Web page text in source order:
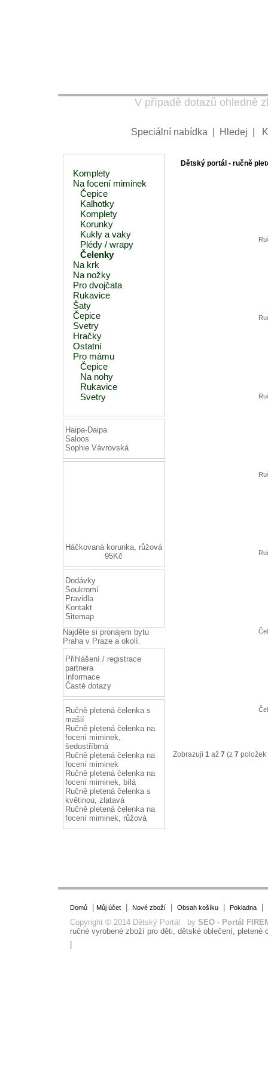
V případě dotazů ohledně
Speciální nabídka Hledej
Komplety
Na focení miminek
Čepice
Kalhotky
Komplety
Korunky
Kukly a vaky
Plédy / wrapy
Čelenky
Na krk
Na nožky
Pro dvojčata
Rukavice
Šaty
Čepice
Svetry
Hračky
Ostatní
Pro mámu
Čepice
Na nohy
Rukavice
Svetry
Haipa-Daipa
Saloos
Sophie Vávrovská
Háčkovaná korunka, růžová
95Kč
Dodávky
Soukromí
Pravidla
Kontakt
Sitemap
Najděte si pronájem bytu
Prahav Praze a okolí.
Přihlášení / registrace
partnera
Informace
Časté dotazy
Ručně pletená čelenka s
mašlí
Ručně pletená čelenka na
focení miminek,
šedostříbrná
Ručně pletená čelenka na
focení miminek
Ručně pletená čelenka na
focení miminek, bílá
Ručně pletená čelenka s
květinou, zlatavá
Ručně pletená čelenka na
focení miminek, růžová
Dětský portál - ručně
Zobrazuji 1až 7 (z 7 položek
Domů| Můj účet| Nové zboží| Obsah košíku| Pokladna|
Copyright © 2014 Dětský Portál by SEO - Portál
ručné vyrobené zboží pro děti, dětské oblečení, pletené